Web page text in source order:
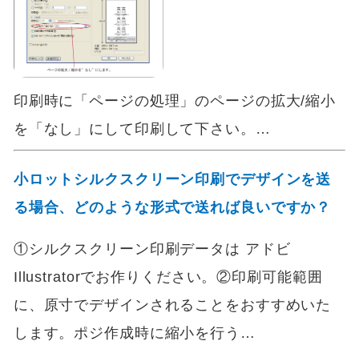
印刷時に「ページの処理」のページの拡大/縮小
を「なし」にして印刷して下さい。…
小ロットシルクスクリーン印刷でデザインを送
る場合、どのような形式で送れば良いですか？
①シルクスクリーン印刷データは アドビ
Illustratorでお作りください。②印刷可能範囲
に、原寸でデザインされることをおすすめいた
します。ポジ作成時に縮小を行う…